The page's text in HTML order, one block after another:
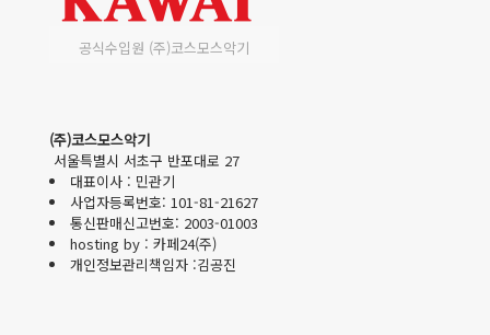
공식수입원 (주)코스모스악기
(주)코스모스악기
서울특별시 서초구 반포대로 27
대표이사 : 민관기
사업자등록번호: 101-81-21627
통신판매신고번호: 2003-01003
hosting by : 카페24(주)
개인정보관리책임자 :김공진